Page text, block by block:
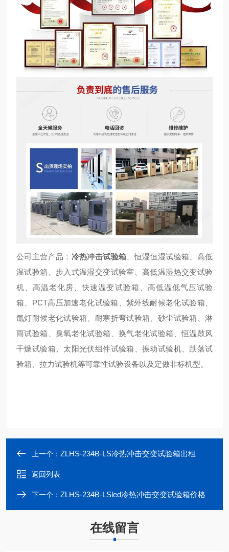
公司主营产品： 冷热冲击试验箱 、恒湿恒湿试验箱、高低
温试验箱、步入式温湿交变试验室、高低温湿热交变试验
机、高温老化房、快速温变试验箱、高低温低气压试验
箱、PCT高压加速老化试验箱、紫外线耐候老化试验箱、
氙灯耐候老化试验箱、耐寒折弯试验箱、砂尘试验箱、淋
雨试验箱、臭氧老化试验箱、换气老化试验箱、恒温鼓风
干燥试验箱、太阳光伏组件试验箱、振动试验机、跌落试
验箱、拉力试验机等可靠性试验设备以及定做非标机型。
上一个： ZLHS-234B-LS冷热冲击交变试验箱出租
返回列表
下一个： ZLHS-234B-LSled冷热冲击交变试验箱价格
在线留言